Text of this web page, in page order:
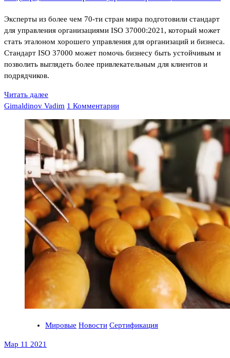
Эксперты из более чем 70-ти стран мира подготовили стандарт
для управления организациями ISO 37000:2021, который может
стать эталоном хорошего управления для организаций и бизнеса.
Стандарт ISO 37000 может помочь бизнесу быть устойчивым и
позволить выглядеть более привлекательным для клиентов и
подрядчиков.
Читать далее
Gimaldinov Vadim 1 Комментарии
Мировые Новости Сертификация
Мар 11 2021